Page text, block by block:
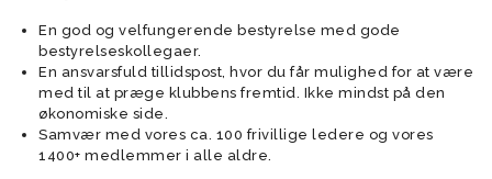
En god og velfungerende bestyrelse med gode
bestyrelseskollegaer.
En ansvarsfuld tillidspost, hvor du får mulighed for at være
med til at præge klubbens fremtid. Ikke mindst på den
økonomiske side.
Samvær med vores ca. 100 frivillige ledere og vores
1400+ medlemmer i alle aldre.